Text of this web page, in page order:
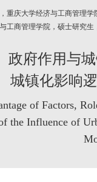
重庆大学经济与工商管理
工商管理学院，硕士研究
政府作用与
城镇化影响
of Factors,
the Influence of